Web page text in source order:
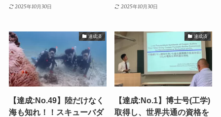
2025年10月30日 2025年10月30日
達成済
【達成:No.49】陸だけなく
海も知れ！！スキューバダ
達成済
【達成:No.1】博士号(工学)
取得し、世界共通の資格を